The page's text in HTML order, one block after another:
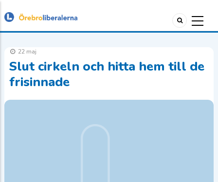
22 maj
Slut cirkeln och hitta hem till de
frisinnade